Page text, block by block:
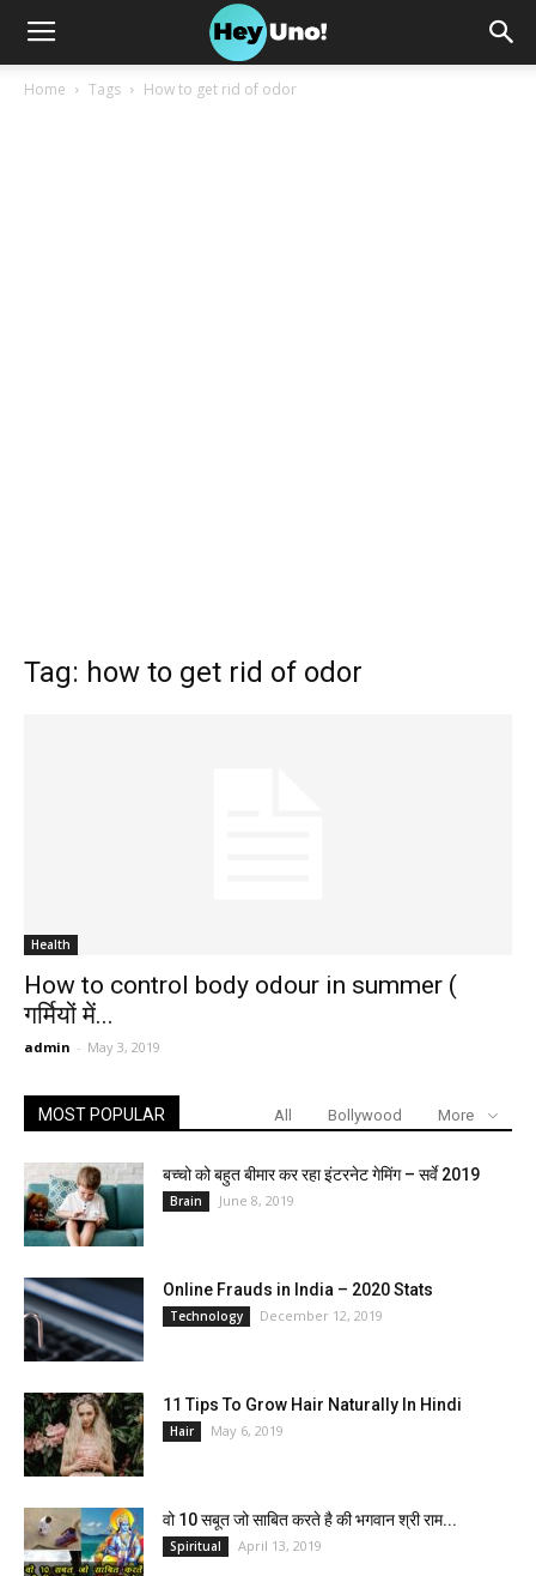
Home Tags How to get rid of odor
Tag: how to get rid of odor
Health
How to control body odour in summer (
गर्मियों में...
admin - May 3, 2019
MOST POPULAR All Bollywood More
बच्चो को बहुत बीमार कर रहा इंटरनेट गेमिंग – सर्वे 2019
Brain June 8, 2019
Online Frauds in India – 2020 Stats
Technology December 12, 2019
11 Tips To Grow Hair Naturally In Hindi
Hair May 6, 2019
वो 10 सबूत जो साबित करते है की भगवान श्री राम...
Spiritual April 13, 2019